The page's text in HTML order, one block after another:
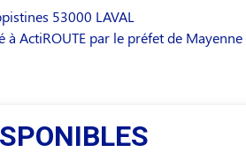
53000 LAVAL
ActiROUTE par le préfet de Mayenne